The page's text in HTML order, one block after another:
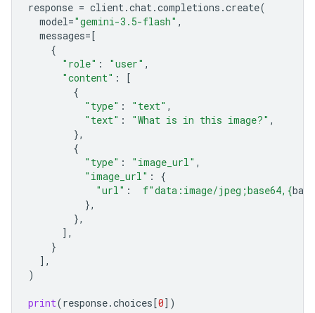
response = client.chat.completions .create(
model="gemini-3.5-flash" ,
messages=[
{
"role" : "user" ,
"content" :
[
{
"type" : "text" ,
"text" : "What is in this image?" ,
},
{
"type" : "image_url" ,
"image_url" :
{
"url" : f"data:image/jpeg;base64, {
},
},
],
}
],
)
print(response.choices[0])